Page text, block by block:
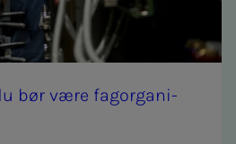
bør være fag­or­­­ga­­­ni­­­